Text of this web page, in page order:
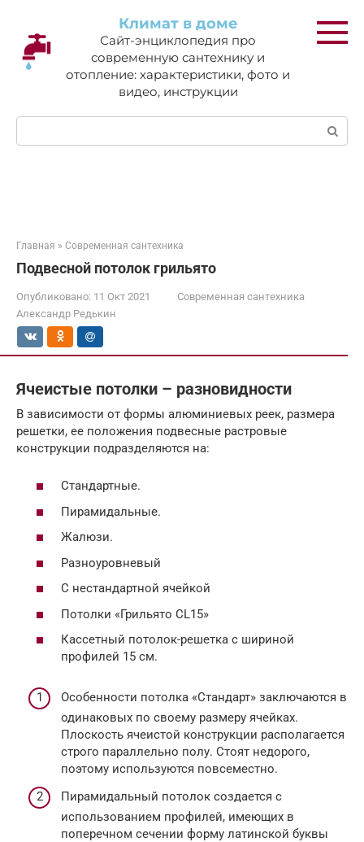
контенту
Климат в доме
Сайт-энциклопедия про
современную сантехнику и
отопление: характеристики, фото и
видео, инструкции
Поиск:
Главная » Современная сантехника
Подвесной потолок грильято
Опубликовано: 11 Окт 2021
Современная сантехника
Александр Редькин
Ячеистые потолки – разновидности
В зависимости от формы алюминиевых реек, размера
решетки, ее положения подвесные растровые
конструкции подразделяются на:
Стандартные.
Пирамидальные.
Жалюзи.
Разноуровневый
С нестандартной ячейкой
Потолки «Грильято CL15»
Кассетный потолок-решетка с шириной
профилей 15 см.
Особенности потолка «Стандарт» заключаются в
одинаковых по своему размеру ячейках.
Плоскость ячеистой конструкции располагается
строго параллельно полу. Стоят недорого,
поэтому используются повсеместно.
Пирамидальный потолок создается с
использованием профилей, имеющих в
поперечном сечении форму латинской буквы